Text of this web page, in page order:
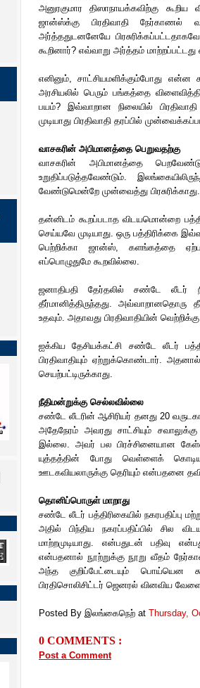
அனுரகுமார திஸாநாயக்கவிற்கு
ஜான்ஸ்க்கு பிரதிவாதி நேர்காணல்
அர்த்ததுடனனேயே
கூறினார்? எவ்வாறு அர்த்தம் மாற்றப்பட்டது
எனினும், சாட்சியமளிக்கும்போது
அரசியலில் பெரும் பங்கத்தை
பயம்? இவ்வாறான நிலையில்
முடியாது பிரதிவாதி தரப்பில்
வாசகரின் அபிமானத்தை பெறுவதற்கு
வாசகரின் அபிமானத்தை
உறுதிப்படுத்தவேண்டும்.
வேண்டுமென்றே முன்வைத்து பிரசுரிக்காது.
தன்னிடம் கூறப்படாத விடயமொன்றை
செய்யவே முடியாது. ஒரு பத்திரிக்கை
பெற்றிக்கா ஜான்ஸ், களங்கத்தை
எப்பொழுதுமே கூறவில்லை.
ஜனாதிபதி தேர்தலில் சண்டே லீடர்
தீர்மானித்திருந்தது. அவ்வாறானதொரு
உதவும். அதாவது பிரதிவாதியின்
ஐக்கிய தேசியக்கட்சி சண்டே லீடர்
பிரதிவாதியும் ஏற்றுக்கொண்டார். அதனால்
செயற்பட்டிருக்காது.
நீதிமன்றுக்கு செல்லவில்லை
சண்டே லீடரின் ஆசிரியர் தனது 20
அதேநேரம் அவரது சாட்சியும்
இல்லை. அவர் பல பிரச்சினையான
யுத்தத்தின் போது வெள்ளைக்
ஊடகவியலாருக்கு தெரியும் என்பதனை
தொனிப்பொருள் மாறாது
சண்டே லீடர் பத்திரிகையில் நகரபதிப்பு
அதில் பிந்திய நகரப்பதிப்பில் சில
மாற்றமுடியாது. என்பதுடன்
என்பதனால் நூற்றுக்கு நூறு வீதம்
அந்த குறிப்பேட்டையும் பொய்யென
பிரதிசொலிசிட்டர் ஜெனரல் வினவிய
Posted By இலங்கைநெற் at Thursday,
0 COMMENTS :
Post a Comment